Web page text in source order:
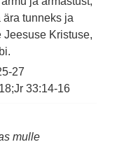
tunneks ja
Kristuse,
27
33:14-16
mulle